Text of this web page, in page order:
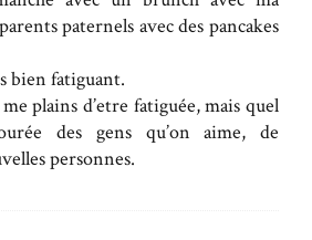
paternels avec des pancakes
bien fatiguant.
plains d’etre fatiguée, mais quel
des gens qu’on aime, de
personnes.